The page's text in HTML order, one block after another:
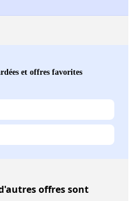
et offres favorites
offres sont